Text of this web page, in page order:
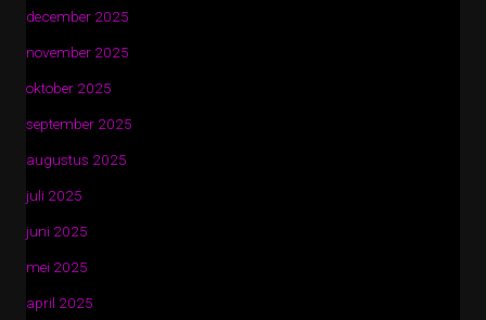
december 2025
november 2025
oktober 2025
september 2025
augustus 2025
juli 2025
juni 2025
mei 2025
april 2025